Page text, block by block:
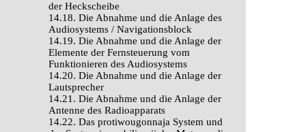
der Heckscheibe
14.18. Die Abnahme und die Anlage des
Audiosystems / Navigationsblock
14.19. Die Abnahme und die Anlage der
Elemente der Fernsteuerung vom
Funktionieren des Audiosystems
14.20. Die Abnahme und die Anlage der
Lautsprecher
14.21. Die Abnahme und die Anlage der
Antenne des Radioapparats
14.22. Das protiwougonnaja System und